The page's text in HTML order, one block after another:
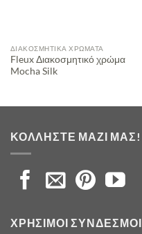
ΔΙΑΚΟΣΜΗΤΙΚΆ ΧΡΏΜΑΤΑ
Fleux Διακοσμητικό χρώμα
Mocha Silk
ΚΟΛΛΉΣΤΕ ΜΑΖΊ ΜΑΣ!
ΧΡΉΣΙΜΟΙ ΣΎΝΔΕΣΜΟΙ